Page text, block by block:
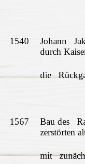
1540
Johann
durch
die
1567
Bau des
zerstörten
mit